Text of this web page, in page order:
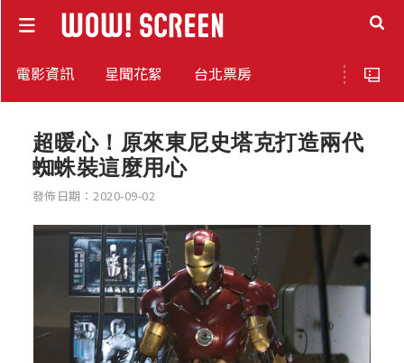
電影資訊 星聞花絮 台北票房
超暖心！原來東尼史塔克打造兩代
蜘蛛裝這麼用心
發佈日期：2020-09-02